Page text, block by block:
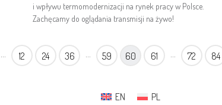
i wpływu termomodernizacji na rynek pracy w Polsce.
Zachęcamy do oglądania transmisji na żywo!
... 12 24 36 ... 59 60 61 ... 72 84
EN PL